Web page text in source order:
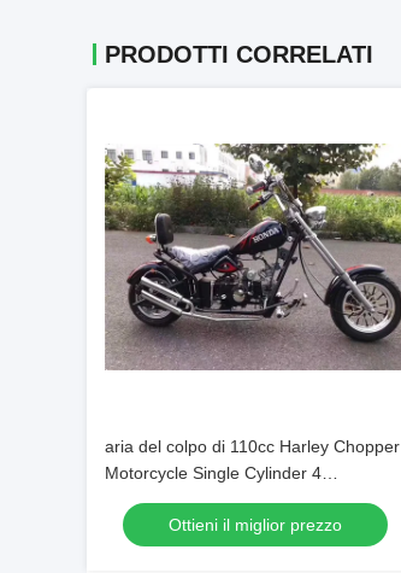
PRODOTTI CORRELATI
aria del colpo di 110cc Harley Chopper
Motorcycle Single Cylinder 4
raffreddata
Ottieni il miglior prezzo